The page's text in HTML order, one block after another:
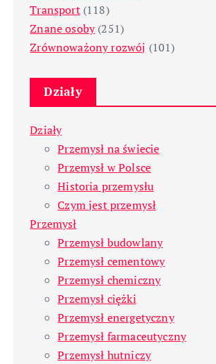
Transport(118)
Znane osoby(251)
Zrównoważony rozwój (101)
Działy
Działy
Przemysł na świecie
Przemysł w Polsce
Historia przemysłu
Czym jest przemysł
Przemysł
Przemysł budowlany
Przemysł cementowy
Przemysł chemiczny
Przemysł ciężki
Przemysł energetyczny
Przemysł farmaceutyczny
Przemysł hutniczy